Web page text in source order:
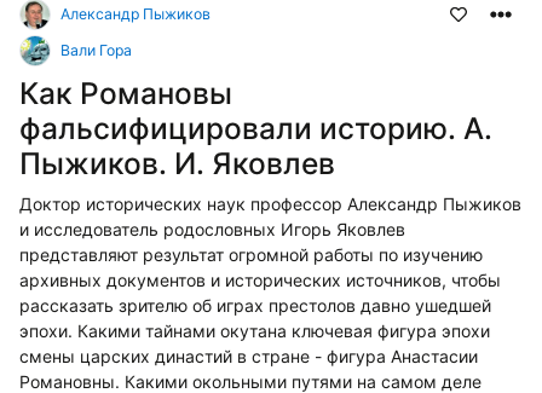
Александр Пыжиков
Вали Гора
Как Романовы
фальсифицировали историю. А.
Пыжиков. И. Яковлев
Доктор исторических наук профессор Александр Пыжиков
и исследователь родословных Игорь Яковлев
представляют результат огромной работы по изучению
архивных документов и исторических источников, чтобы
рассказать зрителю об играх престолов давно ушедшей
эпохи. Какими тайнами окутана ключевая фигура эпохи
смены царских династий в стране - фигура Анастасии
Романовны. Какими окольными путями на самом деле